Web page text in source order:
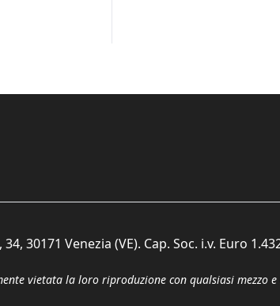
30171 Venezia (VE). Cap. Soc. i.v. Euro
vietata la loro riproduzione con qualsiasi mezzo